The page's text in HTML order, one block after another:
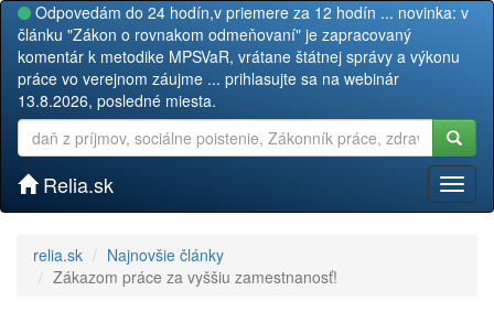
Odpovedám do 24 hodín,v priemere za 12 hodín ... novinka: v
článku "Zákon o rovnakom odmeňovaní" je zapracovaný
komentár k metodike MPSVaR, vrátane štátnej správy a výkonu
práce vo verejnom záujme ... prihlasujte sa na webinár
13.8.2026, posledné miesta.
Relia.sk
relia.sk
Najnovšie články
Zákazom práce za vyššiu zamestnanosť!